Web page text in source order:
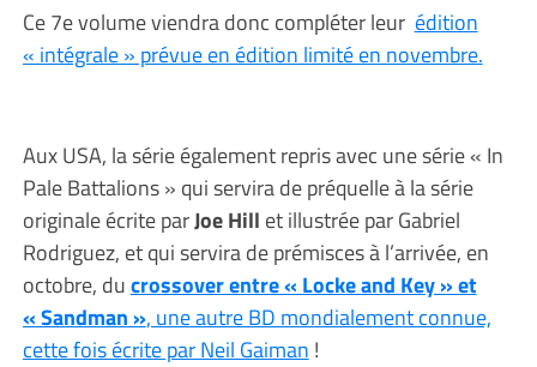
Ce 7e volume viendra donc compléter leur édition
« intégrale » prévue en édition limité en novembre.
Aux USA, la série également repris avec une série « In
Pale Battalions » qui servira de préquelle à la série
originale écrite parJoe Hill et illustrée par Gabriel
Rodriguez, et qui servira de prémisces à l’arrivée, en
octobre, ducrossover entre « Locke and Key » et
« Sandman », une autre BD mondialement connue,
cette fois écrite par Neil Gaiman !